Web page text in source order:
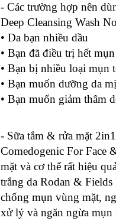
- Các trường hợp nên
Deep Cleansing Wash
• Da bạn nhiều dầu
• Bạn đã điều trị hết
• Bạn bị nhiều loại mụn
• Bạn muốn dưỡng da
• Bạn muốn giảm thâm
- Sữa tắm & rửa mặt
Comedogenic For Face
mặt và cơ thể rất hiệu
trắng da Rodan &
chống mụn vùng mặt,
xử lý và ngăn ngừa